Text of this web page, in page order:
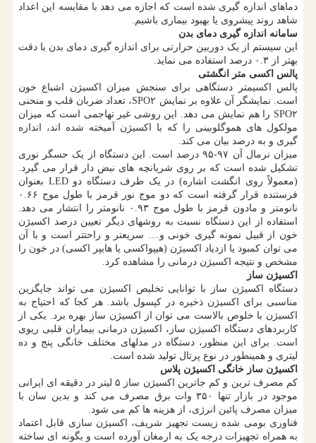
دماهای اندازه گیری شده است که اجازه می دهد با مقایسه این اعداد
شاهد روند پیشروی یا بهبود بیماری باشیم.
سامانه اندازه گیری دمای بدن
این سیستم از یک دوربین حرارتی برای اندازه گیری دمای بدن با دقت
بهتر از ۰.۳ درصد استفاده می نماید.
پالس اکسی متر انگشتی
پالس اکسیمتر دستگاهی برای سنجش میزان اکسیژن اشباع خون
است. نمایشگر آن علاوه بر نمایش SPO۲، تعداد ضربان قلب و منحنی
SPO۲ را هم نمایش می دهد. این روشی غیر تهاجمی است که میزان
مولکول های هموگلوبینی را که با اکسیژن آمیخته شده اند، اندازه
گیری و به درصد بیان می کند.
میزان نرمال آن ۹۷-۹۵ درصد است. این دستگاه از یک حسگر نوری
تشکیل شده است که بر روی شریانچه های نبض دار قرار می گیرد.
(معمولاً روی انگشت اشاره) در یک طرف دستگاه دو LED بعنوان
فرستنده قرار گرفته است که دو موج نور قرمز با طول موج ۰.۶۶
نانومتر و مادون قرمز با طول موج ۰.۹۳ نانومتر را انتشار می دهد.
استفاده از این دستگاه نسبت به روشهای دیگر تعیین درصد اکسیژن
خون از قبیل نمونه گیری خونی و.... سریعتر و راحتتر است و با آن
می توان کمبود یا ازدیاد اکسیژن (هیپواکسی یا هایپر اکسی) در خون را
مشخص و نتیجه اکسیژن درمانی را مشاهده کرد.
اکسیژن ساز
دستگاه اکسیژن ساز با توانایی تخلیص اکسیژن می تواند جایگزین
مناسبی برای اکسیژن ذخیره در کپسول باشد. هر کجا که احتیاج به
اکسیژن با خلوص بالاست می توان از اکسیژن ساز بهره برد. یکی از
کاربردهای دستگاه اکسیژن ساز، اکسیژن درمانی بیماران قلبی ریوی
است. برای این منظور، دستگاه در مدلهای مختلف خانگی پنج و ده
لیتری و همینطور در نوع پرتال تولید شده است.
اکسیژن ساز خانگی اکسیژن پلاس
کم مصرف ترین و کم جاترین اکسیژن ساز ۵ لیتر در دقیقه ای ایرانی
موجود در بازار تنها ۳۵۰ وات برق مصرف می کند و بدین سان با
میزان مصرف پائین انرژی، از هزینه ها کم می شود.
فناوری بومی شده زیست تجهیز شریف، اکسیژن سازی قابل اعتماد
به همراه تجهیزات درجه یک به ارمغان آورده است و بگونه ای ساخته